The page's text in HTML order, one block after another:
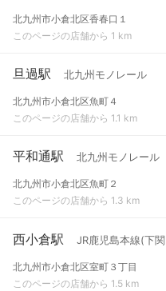
北九州市小倉北区香春口１
このページの店舗から 1 km
旦過駅 北九州モノレール
北九州市小倉北区魚町４
このページの店舗から 1.1 km
平和通駅 北九州モノレール
北九州市小倉北区魚町２
このページの店舗から 1.3 km
西小倉駅 JR鹿児島本線(下
北九州市小倉北区室町３丁目
このページの店舗から 1.5 km